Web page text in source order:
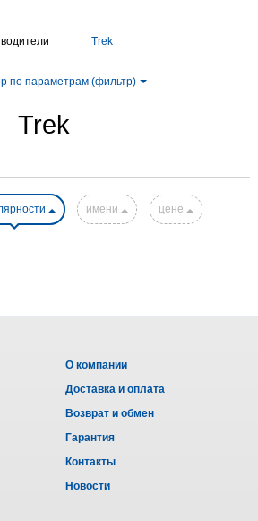
Trek
по параметрам (фильтр)
Trek
имени цене
О компании
Доставка и оплата
Возврат и обмен
Гарантия
Контакты
Новости